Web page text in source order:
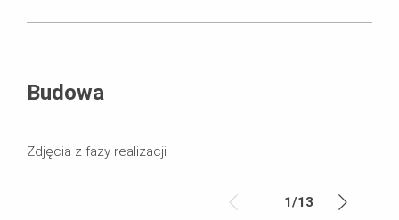
Budowa
Zdjęcia z fazy realizacji
1/13